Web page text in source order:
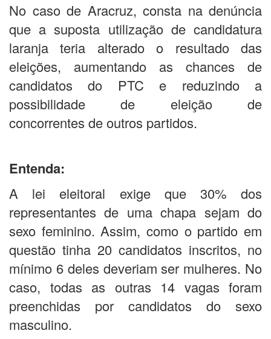
No caso de Aracruz, consta na denúncia
que a suposta utilização de candidatura
laranja teria alterado o resultado das
eleições, aumentando as chances de
candidatos do PTC e reduzindo a
possibilidade de eleição de
concorrentes de outros partidos.
Entenda:
A lei eleitoral exige que 30% dos
representantes de uma chapa sejam do
sexo feminino. Assim, como o partido em
questão tinha 20 candidatos inscritos, no
mínimo 6 deles deveriam ser mulheres. No
caso, todas as outras 14 vagas foram
preenchidas por candidatos do sexo
masculino.